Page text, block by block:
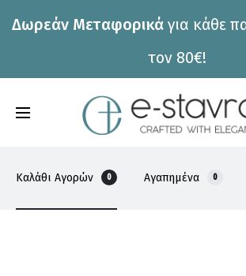
Δωρεάν Μεταφορικάγια κάθε
τον 80€!
Καλάθι Αγορών 0 Αγαπημένα 0